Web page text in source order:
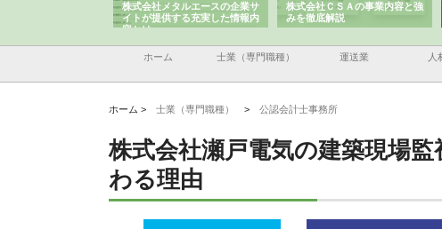
株式会社メタルエースの企業サ
イトが提供する充実した情報内
容とは
株式会社ＣＳＡの事業内容と強
みを徹底解説
ホーム 士業（専門職種） 運送業 人
ホーム > 士業（専門職種） > 公認会計士事務所
株式会社瀬戸電気の建築現場
わる理由